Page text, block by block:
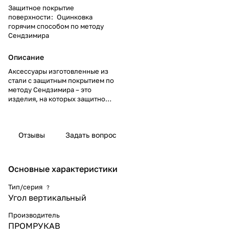
Защитное покрытие
поверхности: Оцинковка
горячим способом по методу
Сендзимира
Описание
Аксессуары изготовленные из
стали с защитным покрытием по
методу Сендзимира – это
изделия, на которых защитное
защитного покрытия
предусматривают эксплуатацию
при температуре эксплуатации
от -80 до +150°С. Угол
градусов предназначен для
подъема кабельных трасс на 45
Отзывы Задать вопрос
Основные характеристики
Тип/серия ?
Угол вертикальный
Производитель
ПРОМРУКАВ